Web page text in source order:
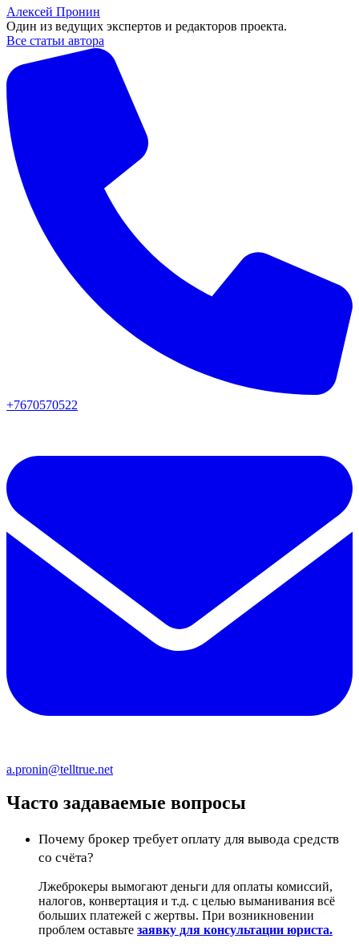
Алексей Пронин
Один из ведущих экспертов и редакторов проекта.
Все статьи автора
+7670570522
a.pronin@telltrue.net
Часто задаваемые вопросы
Почему брокер требует оплату для вывода средств
со счёта?
Лжеброкеры вымогают деньги для оплаты комиссий,
налогов, конвертация и т.д. с целью выманивания всё
больших платежей с жертвы. При возникновении
проблем оставьте заявку для консультации юриста.